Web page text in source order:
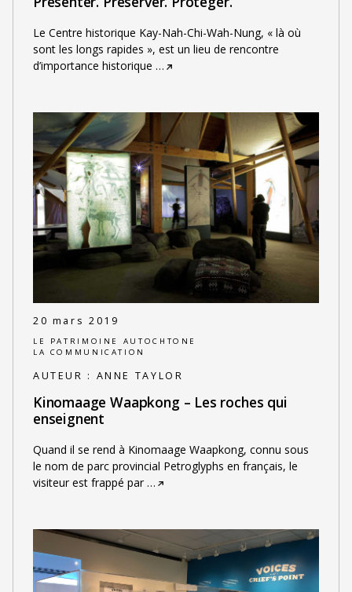
Le Centre historique Kay-Nah-Chi-Wah-Nung, « là où
sont les longs rapides », est un lieu de rencontre
d’importance historique …
20 mars 2019
LE PATRIMOINE AUTOCHTONE
LA COMMUNICATION
AUTEUR : ANNE TAYLOR
Kinomaage Waapkong – Les roches qui
enseignent
Quand il se rend à Kinomaage Waapkong, connu sous
le nom de parc provincial Petroglyphs en français, le
visiteur est frappé par…